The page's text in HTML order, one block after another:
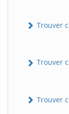
Trouver
Trouver
Trouver